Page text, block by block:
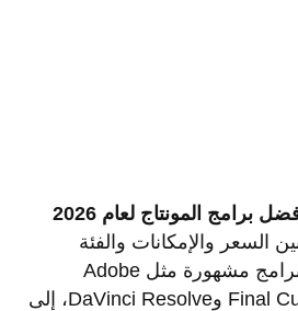
برامج المونتاج لعام 2026
السعر والإمكانات والفئة
المستهدفة. ستجد هنا برامج مشهورة مثل Adobe
Premiere Pro وFinal Cut Pro وDaVinci Resolve، إلى